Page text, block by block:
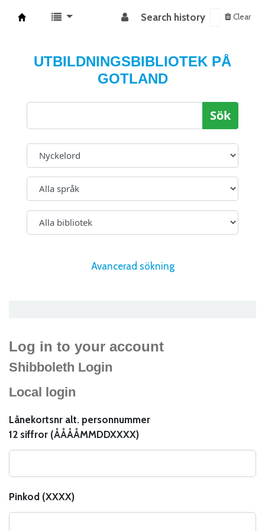
Search history Clear
UTBILDNINGSBIBLIOTEK PÅ
GOTLAND
Sök
Avancerad sökning
Log in to your account
Shibboleth Login
Local login
Lånekortsnr alt. personnummer
12 siffror (ÅÅÅÅMMDDXXXX)
Pinkod (XXXX)